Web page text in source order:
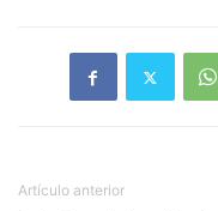
Artículo anterior